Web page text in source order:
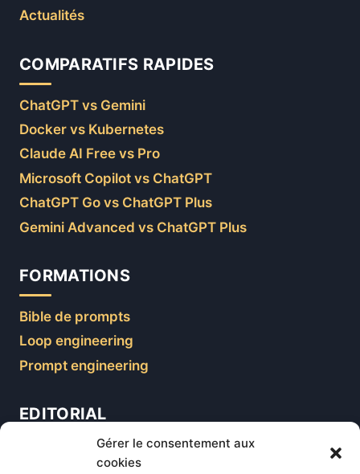
Gérer le consentement aux
cookies
Actualités
COMPARATIFS RAPIDES
ChatGPT vs Gemini
Docker vs Kubernetes
Claude AI Free vs Pro
Microsoft Copilot vs ChatGPT
ChatGPT Go vs ChatGPT Plus
Gemini Advanced vs ChatGPT Plus
FORMATIONS
Bible de prompts
Loop engineering
Prompt engineering
EDITORIAL